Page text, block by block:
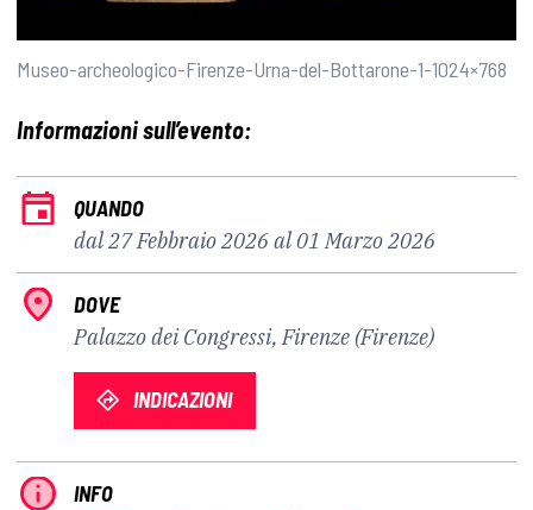
Museo-archeologico-Firenze-Urna-del-Bottarone-1-1024×768
Informazioni sull’evento:
QUANDO
dal 27 Febbraio 2026 al 01 Marzo 2026
DOVE
Palazzo dei Congressi, Firenze (Firenze)
INDICAZIONI
INFO